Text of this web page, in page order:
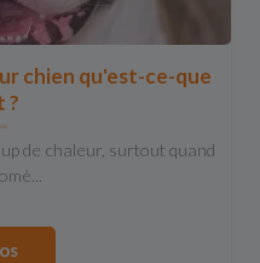
chien qu'est-ce-que
?
de chaleur, surtout quand